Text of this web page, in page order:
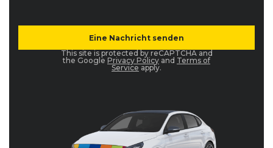
This site is protected by reCAPTCHA and
the Google Privacy Policy and Terms of
Service apply.